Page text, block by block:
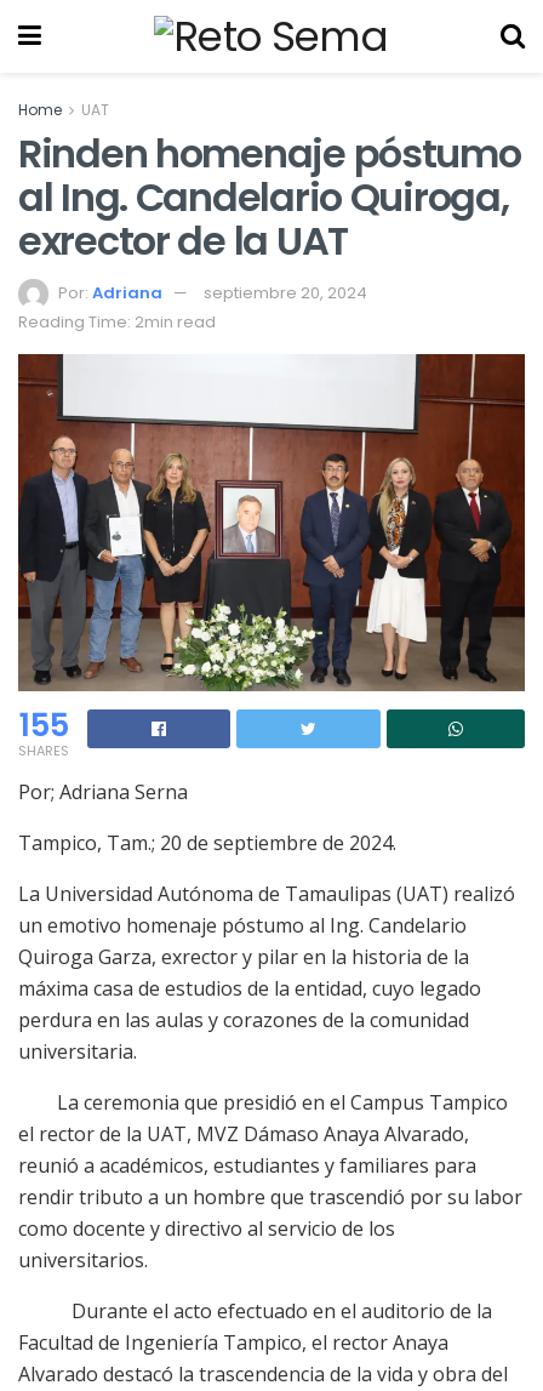
Home UAT
Rinden homenaje póstumo
al Ing. Candelario Quiroga,
exrector de la UAT
Por: Adriana
septiembre 20, 2024
Reading Time: 2min read
155
SHARES
Por; Adriana Serna
Tampico, Tam.; 20 de septiembre de 2024.
La Universidad Autónoma de Tamaulipas (UAT) realizó
un emotivo homenaje póstumo al Ing. Candelario
Quiroga Garza, exrector y pilar en la historia de la
máxima casa de estudios de la entidad, cuyo legado
perdura en las aulas y corazones de la comunidad
universitaria.
La ceremonia que presidió en el Campus Tampico
el rector de la UAT, MVZ Dámaso Anaya Alvarado,
reunió a académicos, estudiantes y familiares para
rendir tributo a un hombre que trascendió por su labor
como docente y directivo al servicio de los
universitarios.
Durante el acto efectuado en el auditorio de la
Facultad de Ingeniería Tampico, el rector Anaya
Alvarado destacó la trascendencia de la vida y obra del